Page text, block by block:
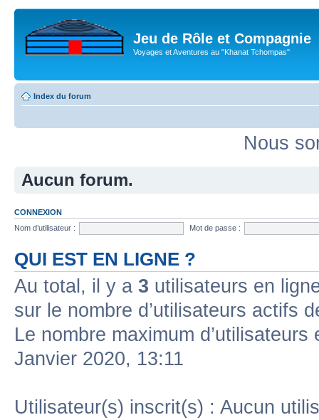
Jeu de Rôle et Compagnie
Voyages et Aventures au "Khanat Tchompas"
Index du forum
Nous
Aucun forum.
CONNEXION
Nom d’utilisateur :
Mot de passe :
QUI EST EN LIGNE ?
Au total, il y a 3 utilisateurs en
sur le nombre d’utilisateurs actifs
Le nombre maximum
Janvier 2020, 13:11
Utilisateur(s) inscrit(s) : Aucun